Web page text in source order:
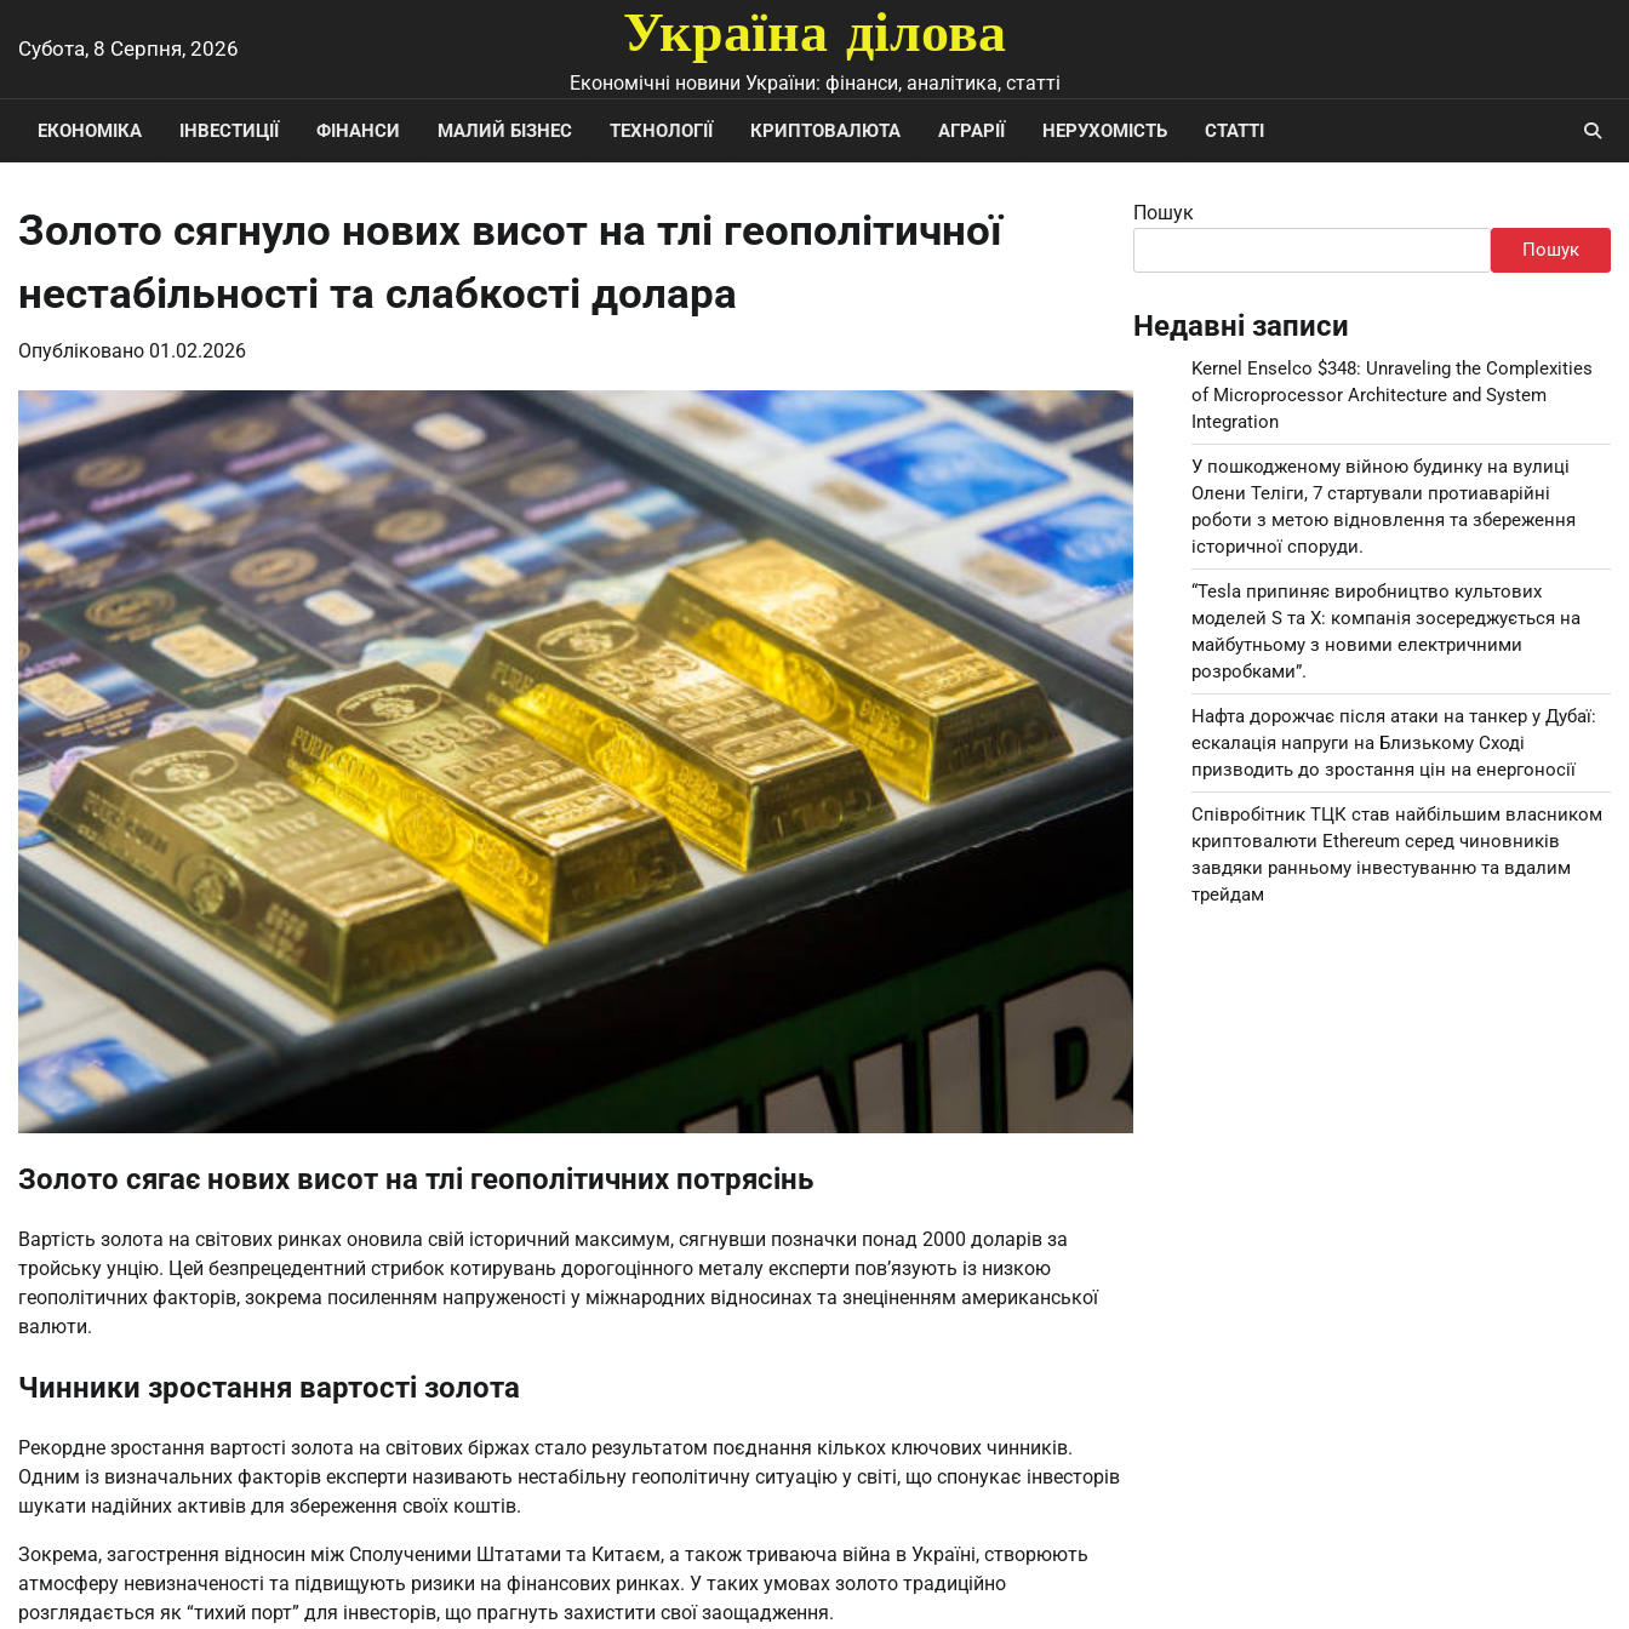
доСубота, 8 Серпня, 2026 Україна ділова
Економічні новини України: фінанси, аналітика, статті
ЕКОНОМІКА ІНВЕСТИЦІЇ ФІНАНСИ МАЛИЙ БІЗНЕС ТЕХНОЛОГІЇ КРИПТОВАЛЮТА АГРАРІЇ НЕРУХОМІСТЬ СТАТТІ
Золото сягнуло нових висот на тлі геополітичної
нестабільності та слабкості долара
Опубліковано 01.02.2026
Золото сягає нових висот на тлі геополітичних потрясінь
Вартість золота на світових ринках оновила свій історичний максимум, сягнувши позначки понад 2000 доларів за
тройську унцію. Цей безпрецедентний стрибок котирувань дорогоцінного металу експерти пов’язують із низкою
геополітичних факторів, зокрема посиленням напруженості у міжнародних відносинах та знеціненням американської
валюти.
Чинники зростання вартості золота
Рекордне зростання вартості золота на світових біржах стало результатом поєднання кількох ключових чинників.
Одним із визначальних факторів експерти називають нестабільну геополітичну ситуацію у світі, що спонукає інвесторів
шукати надійних активів для збереження своїх коштів.
Зокрема, загострення відносин між Сполученими Штатами та Китаєм, а також триваюча війна в Україні, створюють
атмосферу невизначеності та підвищують ризики на фінансових ринках. У таких умовах золото традиційно
розглядається як “тихий порт” для інвесторів, що прагнуть захистити свої заощадження.
Пошук
Пошук
Недавні записи
Kernel Enselco $348: Unraveling the Complexities
of Microprocessor Architecture and System
Integration
У пошкодженому війною будинку на вулиці
Олени Теліги, 7 стартували протиаварійні
роботи з метою відновлення та збереження
історичної споруди.
“Tesla припиняє виробництво культових
моделей S та X: компанія зосереджується на
майбутньому з новими електричними
розробками”.
Нафта дорожчає після атаки на танкер у Дубаї:
ескалація напруги на Близькому Сході
призводить до зростання цін на енергоносії
Співробітник ТЦК став найбільшим власником
криптовалюти Ethereum серед чиновників
завдяки ранньому інвестуванню та вдалим
трейдам